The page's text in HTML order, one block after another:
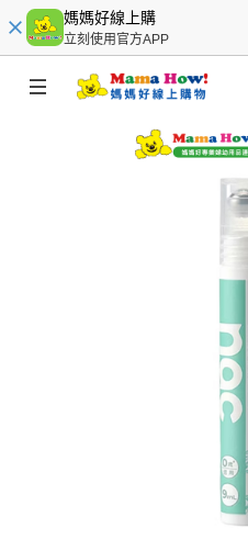
媽媽好線上購
立刻使用官方APP